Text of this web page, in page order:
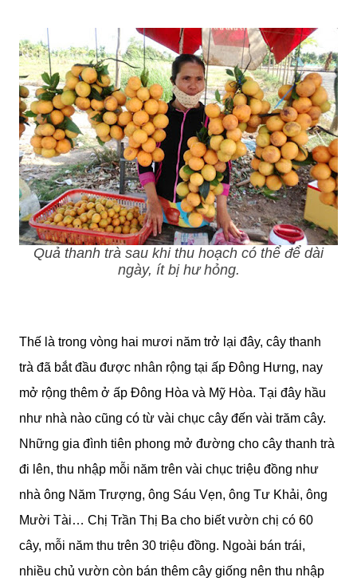
Quả thanh trà sau khi thu hoạch có thể để dài
ngày, ít bị hư hỏng.
Thế là trong vòng hai mươi năm trở lại đây, cây thanh
trà đã bắt đầu được nhân rộng tại ấp Đông Hưng, nay
mở rộng thêm ở ấp Đông Hòa và Mỹ Hòa. Tại đây hầu
như nhà nào cũng có từ vài chục cây đến vài trăm cây.
Những gia đình tiên phong mở đường cho cây thanh trà
đi lên, thu nhập mỗi năm trên vài chục triệu đồng như
nhà ông Năm Trượng, ông Sáu Vẹn, ông Tư Khải, ông
Mười Tài… Chị Trần Thị Ba cho biết vườn chị có 60
cây, mỗi năm thu trên 30 triệu đồng. Ngoài bán trái,
nhiều chủ vườn còn bán thêm cây giống nên thu nhập